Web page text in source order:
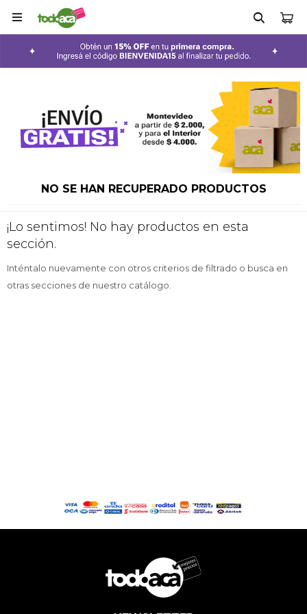

NO SE HAN RECUPERADO PRODUCTOS
¡Lo sentimos! No hay productos en esta
sección.
Inténtalo nuevamente con otros criterios de filtrado o busca en
otras secciones de nuestro catálogo.